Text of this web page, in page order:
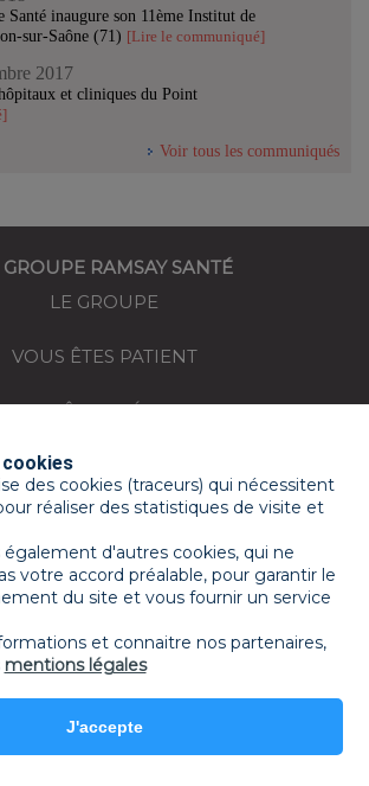
Santé inaugure son 11ème Institut de
sur-Saône (71) [Lire le communiqué]
2017
et cliniques du Point
Voir tous les communiqués
GROUPE RAMSAY SANTÉ
LE GROUPE
VOUS ÊTES PATIENT
VOUS ÊTES MÉDECIN
REJOIGNEZ-NOUS
ACTUALITÉS
ESPACE PRESSE
RAMSAY SERVICES
des cookies (traceurs) qui nécessitent
réaliser des statistiques de visite et
également d'autres cookies, qui ne
votre accord préalable, pour garantir le
du site et vous fournir un service
et connaitre nos partenaires,
mentions légales
J'accepte